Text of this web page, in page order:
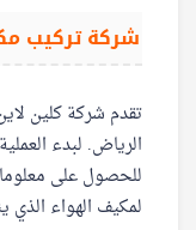
شركة تركيب
تقدم شركة كلين
الرياض. لبدء
للحصول على
لمكيف الهواء الذي